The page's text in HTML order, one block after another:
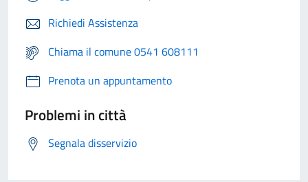
Richiedi Assistenza
Chiama il comune 0541 608111
Prenota un appuntamento
Problemi in città
Segnala disservizio